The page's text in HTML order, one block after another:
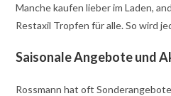
Manche kaufen lieber im Laden,
Restaxil Tropfen für alle. So wird
Saisonale Angebote und
Rossmann hat oft